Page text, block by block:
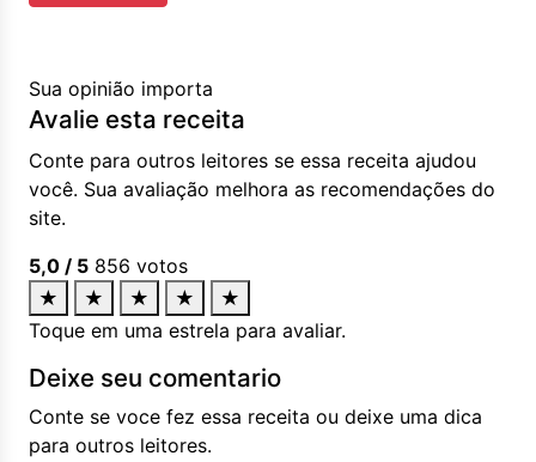
Sua opinião importa
Avalie esta receita
Conte para outros leitores se essa receita ajudou
você. Sua avaliação melhora as recomendações do
site.
5,0 / 5 856 votos
★
★ ★ ★
★
Toque em uma estrela para avaliar.
Deixe seu comentario
Conte se voce fez essa receita ou deixe uma dica
para outros leitores.